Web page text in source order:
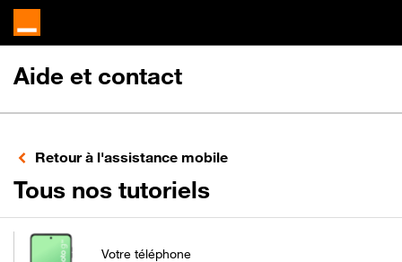
Aide et contact
Retour à l'assistance mobile
Tous nos tutorielspour votre
Votre téléphone